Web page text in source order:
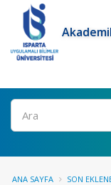
Ara
ANA SAYFA SON